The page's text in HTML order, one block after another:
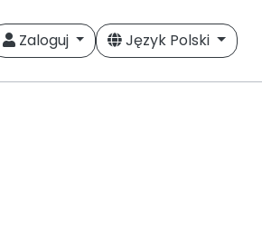
Zaloguj Język Polski